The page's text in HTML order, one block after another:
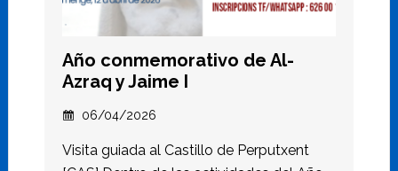
Año conmemorativo de Al-
Azraq y Jaime I
06/04/2026
Visita guiada al Castillo de Perputxent